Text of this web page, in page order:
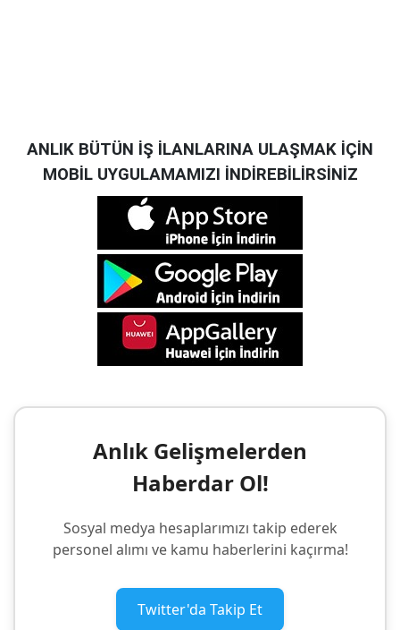
ANLIK BÜTÜN İŞ İLANLARINA ULAŞMAK İÇİN
MOBİL UYGULAMAMIZI İNDİREBİLİRSİNİZ
Anlık Gelişmelerden
Haberdar Ol!
Sosyal medya hesaplarımızı takip ederek
personel alımı ve kamu haberlerini kaçırma!
Twitter'da Takip Et